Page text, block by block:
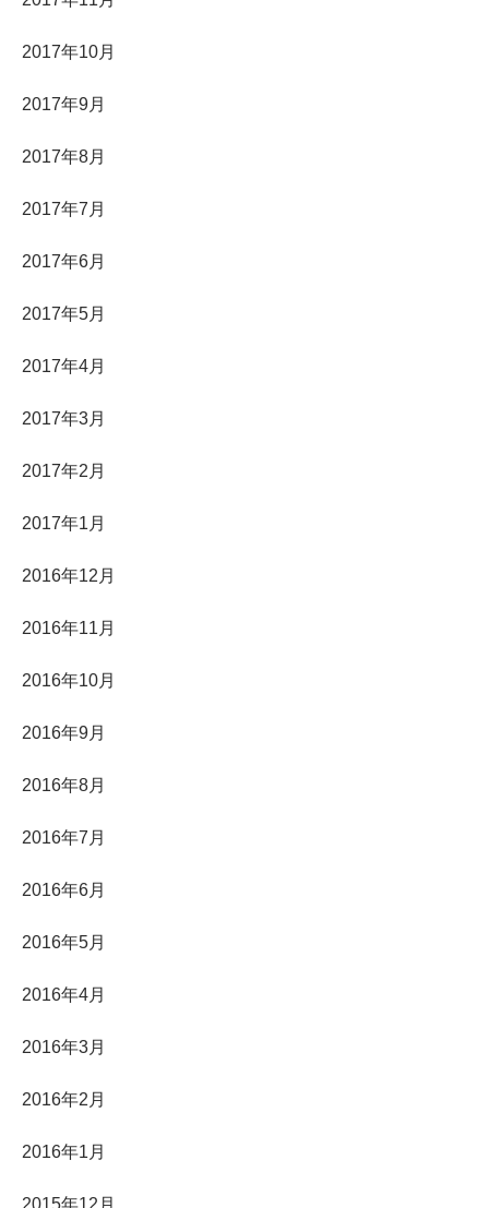
2017年10月
2017年9月
2017年8月
2017年7月
2017年6月
2017年5月
2017年4月
2017年3月
2017年2月
2017年1月
2016年12月
2016年11月
2016年10月
2016年9月
2016年8月
2016年7月
2016年6月
2016年5月
2016年4月
2016年3月
2016年2月
2016年1月